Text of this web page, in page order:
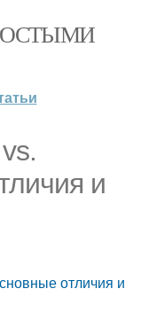
и
отличия и